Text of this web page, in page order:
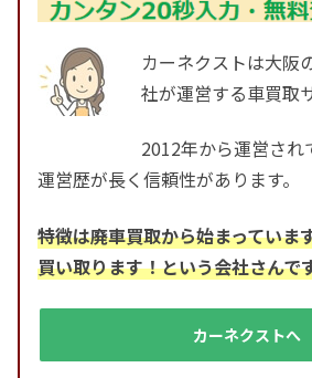
カーネクストは大阪
社が運営する車買取
2012年から運営され
運営歴が長く信頼性があります。
特徴は廃車買取から始まっていま
買い取ります！という会社さんで
カーネクストへ